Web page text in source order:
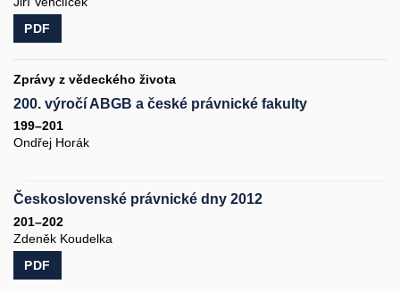
PDF
Zprávy z vědeckého života
200. výročí ABGB a české právnické fakulty
199–201
Ondřej Horák
Československé právnické dny 2012
201–202
Zdeněk Koudelka
PDF